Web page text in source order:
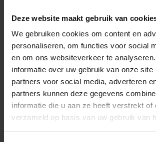
Deze website maakt gebruik van
We gebruiken cookies om content en
personaliseren, om functies voor social
en om ons websiteverkeer te
informatie over uw gebruik van onze site
partners voor social media, adverteren
partners kunnen deze gegevens
informatie die u aan ze heeft verstrekt of
verzameld op basis van uw gebruik van